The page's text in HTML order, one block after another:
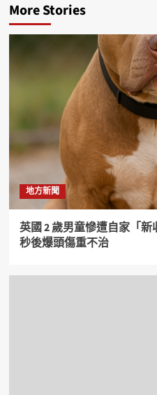
More Stories
地方新聞
英國 2 歲男童慘遭自家「
秒後爆頭傷重不治